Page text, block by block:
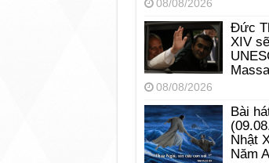
08/08/2026
Đức
XIV
08/08/2026
Bài
Nhật
Năm